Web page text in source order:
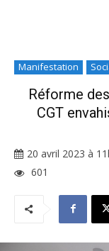
Manifestation
Réforme
CGT
20 avril 2023 à
601